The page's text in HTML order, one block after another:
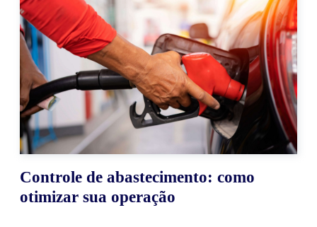
Controle de abastecimento: como
otimizar sua operação